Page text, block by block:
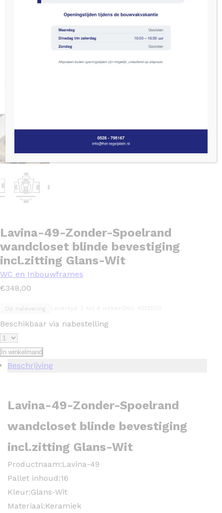
Lavina-49-Zonder-Spoelrand
wandcloset blinde bevestiging
incl.zitting Glans-Wit
WC en Inbouwframes
€348,00
Op nalevering
Beschikbaar via nabestelling
In winkelmand
Beschrijving
Lavina-49-Zonder-Spoelrand
wandcloset blinde bevestiging
incl.zitting Glans-Wit
Productnaam:Lavina-49
Pallet inhoud:16
Kleur:Glans-Wit
Materiaal:Keramiek